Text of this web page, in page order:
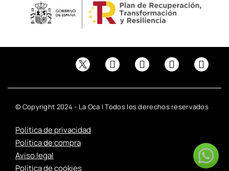
© Copyright 2024 - La Oca | Todos los derechos reservados
Política de privacidad
Política de compra
Aviso legal
Política de cookies